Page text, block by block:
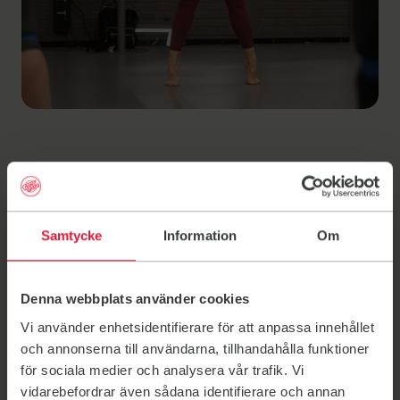
Samtycke Information Om
Denna webbplats använder cookies
Vi använder enhetsidentifierare för att anpassa innehållet
och annonserna till användarna, tillhandahålla funktioner
för sociala medier och analysera vår trafik. Vi
vidarebefordrar även sådana identifierare och annan
Bli ledare, tränare
eller värd
ledare, tränare, värdar, vaktmästare med flera.
Tillsammans med alla funktionärer förverkligar du
Friskis&Svettis idé om lustfylld träning för alla. I
gengäld får du gemenskap, inspiration och utbildning,
fri träning och en rolig och utvecklande fritid. Du måste